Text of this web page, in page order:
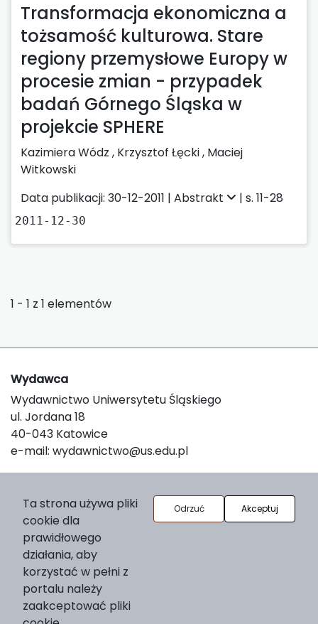
Transformacja ekonomiczna a
tożsamość kulturowa. Stare
regiony przemysłowe Europy w
procesie zmian - przypadek
badań Górnego Śląska w
projekcie SPHERE
Kazimiera Wódz , Krzysztof Łęcki , Maciej
Witkowski
Data publikacji: 30-12-2011 | Abstrakt | s. 11-28
2011-12-30
1 - 1 z 1 elementów
Wydawca
Wydawnictwo Uniwersytetu Śląskiego
ul. Jordana 18
40-043 Katowice
e-mail: wydawnictwo@us.edu.pl
O platformie
© 2025 Uniwersytet Śląski w Katowicach
Support & Customization by LIBCOM
Platform & Workflow by OJS/PKP
Ta strona używa pliki
cookie dla
prawidłowego
działania, aby
korzystać w pełni z
portalu należy
zaakceptować pliki
Odrzuć Akceptuj